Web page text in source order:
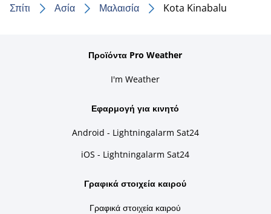
Σπίτι Ασία Μαλαισία Kota Kinabalu
Προϊόντα Pro Weather
I'm Weather
Εφαρμογή για κινητό
Android - Lightningalarm Sat24
iOS - Lightningalarm Sat24
Γραφικά στοιχεία καιρού
Γραφικά στοιχεία καιρού